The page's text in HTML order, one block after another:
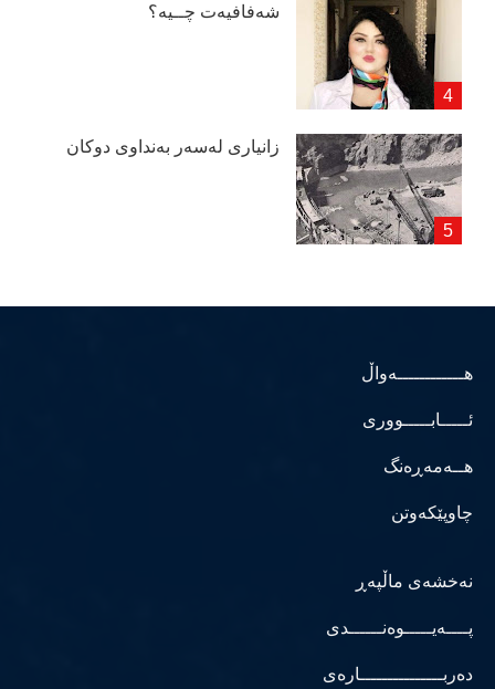
شەفافیەت چــیە؟
زانیاری لەسەر بەنداوی دوكان
هــــــــــــەواڵ
ئـــــابـــــووری
هــەمەڕەنگ
چاوپێکەوتن
نەخشەی ماڵپەڕ
پــــەیـــــوەنــــــدی
دەربـــــــــــــــارەی